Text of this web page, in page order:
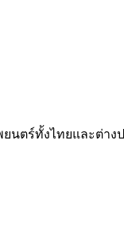
ตร์ทั้งไทยและต่าง